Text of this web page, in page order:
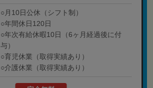
○月10日公休（シフト制）
○年間休日120日
○年次有給休暇10日（6ヶ月経過後に付
与）
○育児休業（取得実績あり）
○介護休業（取得実績あり）